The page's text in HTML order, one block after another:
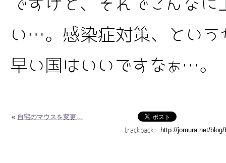
ですけど、それでこんなに
い…。感染症対策、という
早い国はいいですなぁ…。
« 自宅のマウスを変更…
trackback: